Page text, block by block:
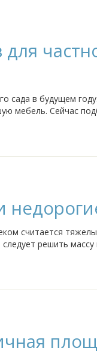
сада в будущем
мебель. Сейчас
в Москве?
считается
решить
вопросами